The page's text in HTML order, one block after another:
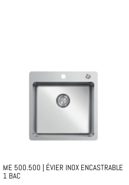
ME 500.500 | ÉVIER INOX ENCASTRABLE
1 BAC